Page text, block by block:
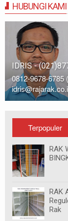
HUBUNGI KAMI
IDRIS -
0812-9678-6785
Terpopuler
RAK
RAK
Rak